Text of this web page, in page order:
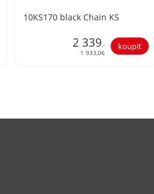
10KS170 black Chain KS
2 339,-
1 933,06